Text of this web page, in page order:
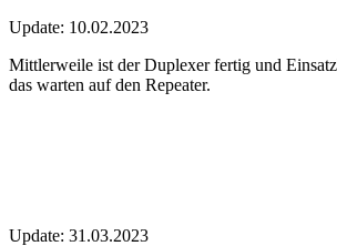
Update: 10.02.2023
Mittlerweile ist der Duplexer fertig und
das warten auf den Repeater.
Update: 31.03.2023